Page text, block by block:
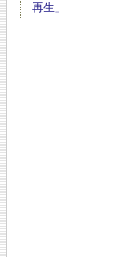
再生」